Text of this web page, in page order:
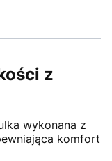
z
wykonana z
komfort